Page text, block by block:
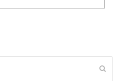
Enviar